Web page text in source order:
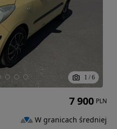
1 / 6
7 900 PLN
W granicach średniej